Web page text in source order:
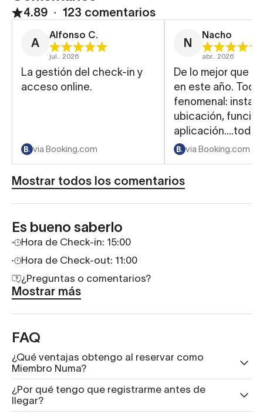
4.89 ∙ 123 comentarios
A
Alfonso C.
jul.. 2026
La gestión del check-in y
acceso online.
via Booking.com
N
Nacho
abr.. 2026
De lo mejor que
en este año. Todo
fenomenal:
ubicación,
aplicación….todo
via Booking.com
Mostrar todos los comentarios
Es bueno saberlo
Hora de Check-in: 15:00
Hora de Check-out: 11:00
¿Preguntas o comentarios?
Mostrar más
FAQ
¿Qué ventajas obtengo al reservar como
Miembro Numa?
¿Por qué tengo que registrarme antes de
llegar?